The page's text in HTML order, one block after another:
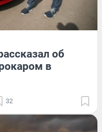
об
в
32